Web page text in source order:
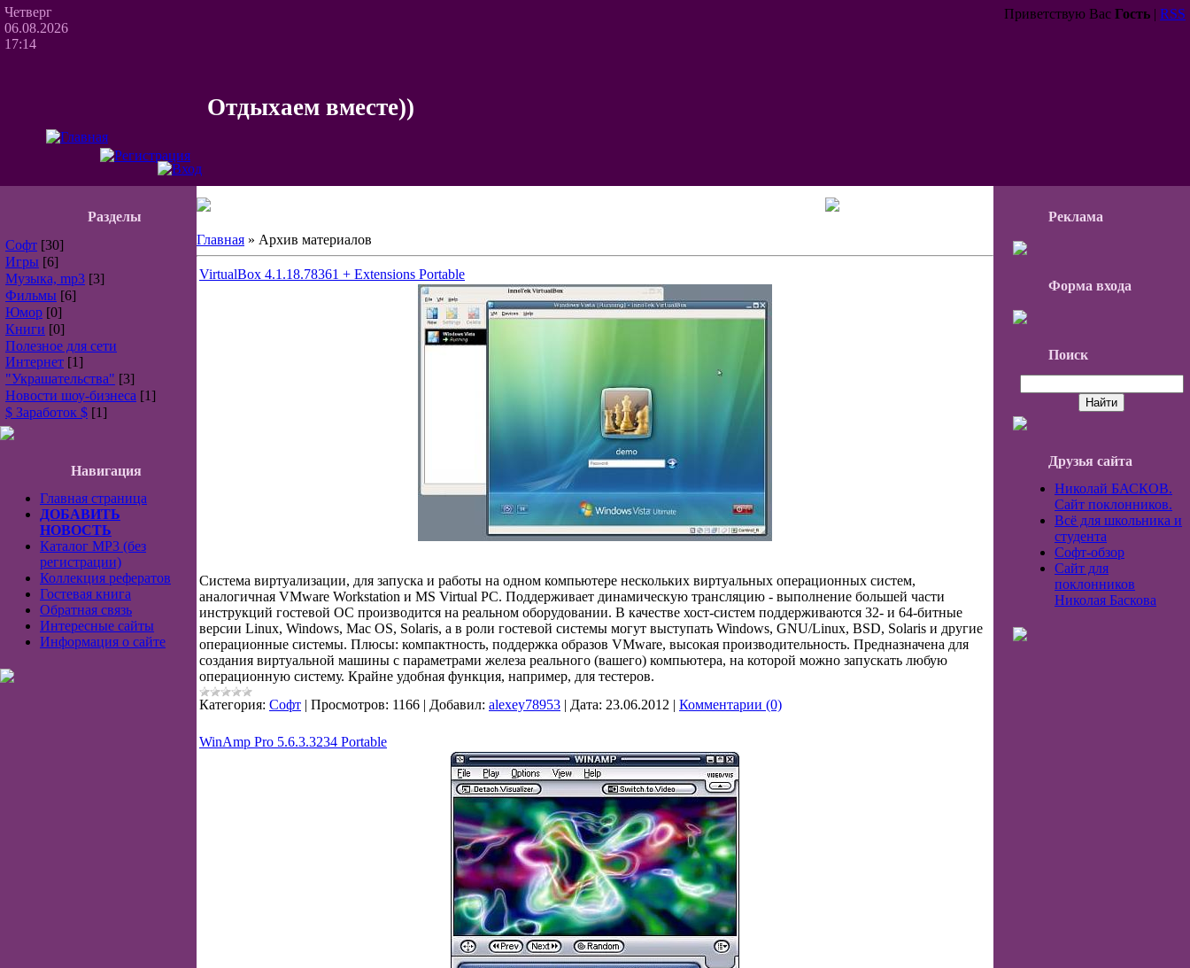
Четверг
06.08.2026
17:14
Приветствую Вас Гость | RSS
Отдыхаем вместе))
Разделы
Софт [30]
Игры [6]
Музыка, mp3 [3]
Фильмы [6]
Юмор [0]
Книги [0]
Полезное для сети
Интернет [1]
"Украшательства" [3]
Новости шоу-бизнеса [1]
$ Заработок $ [1]
Навигация
Главная страница
ДОБАВИТЬ
НОВОСТЬ
Каталог MP3 (без
регистрации)
Коллекция рефератов
Гостевая книга
Обратная связь
Интересные сайты
Информация о сайте
Главная » Архив материалов
VirtualBox 4.1.18.78361 + Extensions Portable
Cистема виртуализации, для запуска и работы на одном компьютере нескольких виртуальных операционных систем,
аналогичная VMware Workstation и MS Virtual PC. Поддерживает динамическую трансляцию - выполнение большей части
инструкций гостевой ОС производится на реальном оборудовании. В качестве хост-систем поддерживаются 32- и 64-битные
версии Linux, Windows, Mac OS, Solaris, а в роли гостевой системы могут выступать Windows, GNU/Linux, BSD, Solaris и другие
операционные системы. Плюсы: компактность, поддержка образов VMware, высокая производительность. Предназначена для
создания виртуальной машины с параметрами железа реального (вашего) компьютера, на которой можно запускать любую
операционную систему. Крайне удобная функция, например, для тестеров.
Категория: Софт | Просмотров: 1166 | Добавил: alexey78953 | Дата: 23.06.2012 | Комментарии (0)
WinAmp Pro 5.6.3.3234 Portable
Реклама
Форма входа
Поиск
Друзья сайта
Николай БАСКОВ.
Сайт поклонников.
Всё для школьника и
студента
Софт-обзор
Сайт для
поклонников
Николая Баскова